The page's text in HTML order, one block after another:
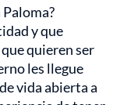
Paloma?
y que
quieren ser
les llegue
vida abierta a